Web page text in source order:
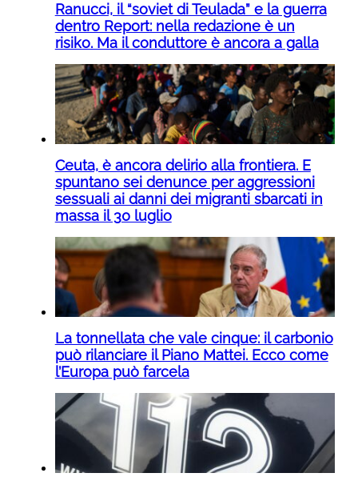
Ranucci, il “soviet di Teulada” e la guerra
dentro Report: nella redazione è un
risiko. Ma il conduttore è ancora a galla
Ceuta, è ancora delirio alla frontiera. E
spuntano sei denunce per aggressioni
sessuali ai danni dei migranti sbarcati in
massa il 30 luglio
La tonnellata che vale cinque: il carbonio
può rilanciare il Piano Mattei. Ecco come
l’Europa può farcela